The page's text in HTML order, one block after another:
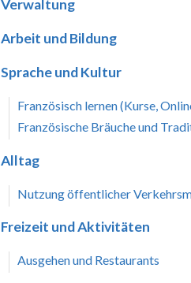
Verwaltung
Arbeit und Bildung
Sprache und Kultur
Französisch lernen (Kurse,
Französische Bräuche und
Alltag
Nutzung öffentlicher
Freizeit und Aktivitäten
Ausgehen und Restaurants